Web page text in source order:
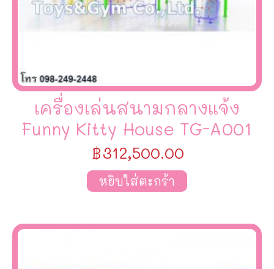
เครื่องเล่นสนามกลางแจ้ง
Funny Kitty House TG-A001
฿312,500.00
หยิบใส่ตะกร้า